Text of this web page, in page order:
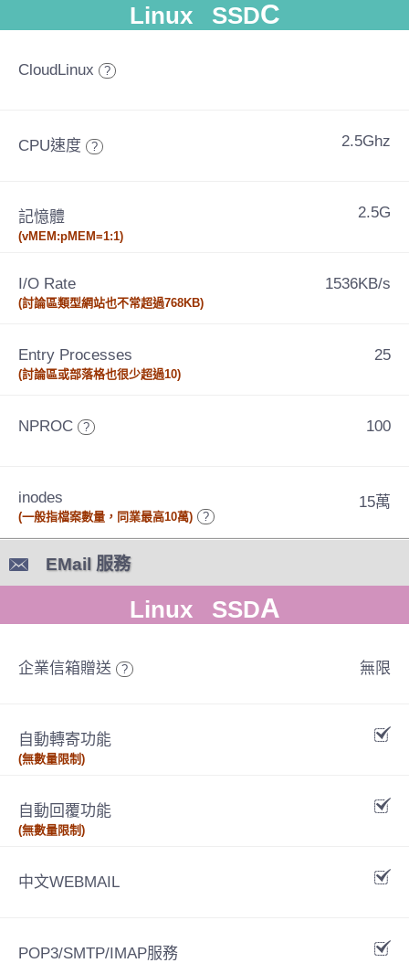
Linux SSDC
CloudLinux ?
CPU速度 ? 2.5Ghz
記憶體
(vMEM:pMEM=1:1)
2.5G
I/O Rate
(討論區類型網站也不常超過768KB)
1536KB/s
Entry Processes
(討論區或部落格也很少超過10)
25
NPROC ? 100
inodes
(一般指檔案數量，同業最高10萬) ?
15萬
EMail 服務
Linux SSDA
企業信箱贈送 ? 無限
自動轉寄功能
(無數量限制)
自動回覆功能
(無數量限制)
中文WEBMAIL
POP3/SMTP/IMAP服務